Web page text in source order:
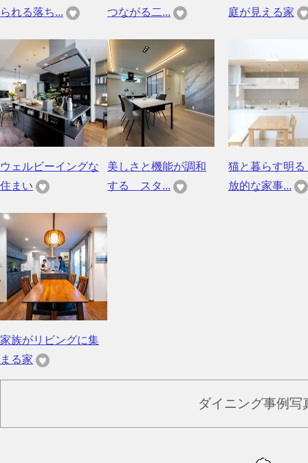
られる落ち...
つながる二...
庭が見える家
ウェルビーイングな
住まい
美しさと機能が調和
する スタ...
猫と暮らす明る
放的な家事...
家族がリビングに集
まる家
ダイニング事例写